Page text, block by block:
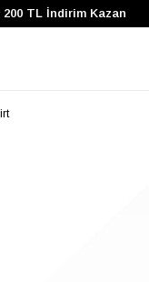
TL İndirim Kazan